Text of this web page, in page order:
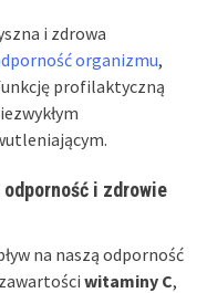
i zdrowa
organizmu,
profilaktyczną
odporność i zdrowie
na naszą odporność
witaminy C,